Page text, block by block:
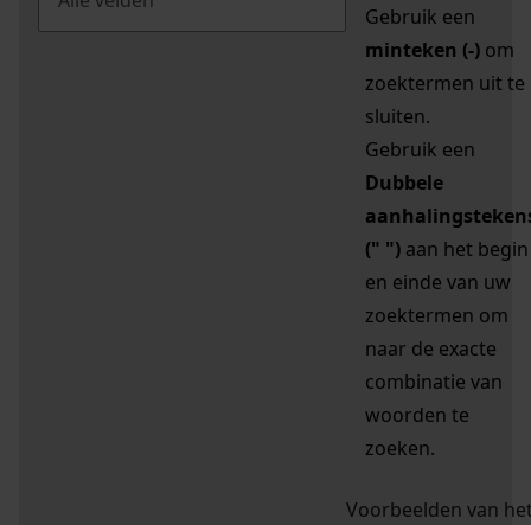
Gebruik een
minteken (-) om
zoektermen uit te
sluiten.
Gebruik een
Dubbele
(" ") aan het begin
en einde van uw
zoektermen om
naar de exacte
combinatie van
woorden te
zoeken.
Voorbeelden van